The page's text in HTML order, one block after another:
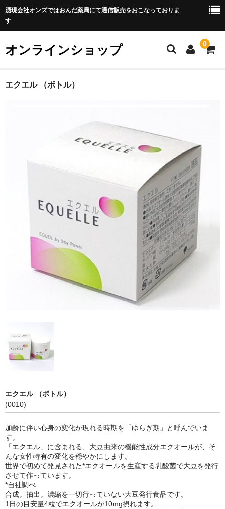
湧現会社オンズではおんだ薬局にて通信販売をおこなっておりま
す
オンラインショップ 0
ホーム
エクエル （ボトル）
エクエル （ボトル）
(0010)
加齢に伴い心身の変化が現れる時期を「ゆらぎ期」と呼んでいま
す。
「エクエル」に含まれる、大豆由来の機能性成分エクオールが、そ
んな女性特有の変化を穏やかにします。
世界で初めて発見された*エクオールを生産する乳酸菌で大豆を発行
させて作っています。
*自社調べ
合成。抽出。濃縮を一切行っていない大豆発行食品です。
1日の目安量4粒でエクオールが10mg摂れます。